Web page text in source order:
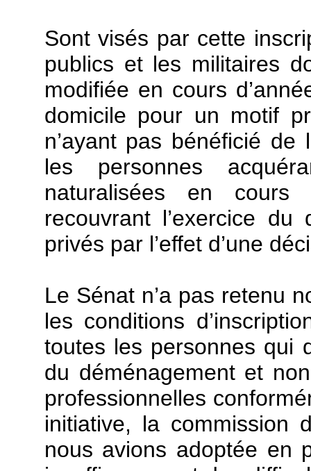
Sont visés par cette
publics et les militaires
modifiée en cours
domicile pour un motif
n’ayant pas bénéficié de
les personnes
naturalisées en
recouvrant l’exercice
privés par l’effet d’une
Le Sénat n’a pas retenu
les conditions
toutes les personnes qui
du déménagement et
professionnelles
initiative, la commission
nous avions adoptée en